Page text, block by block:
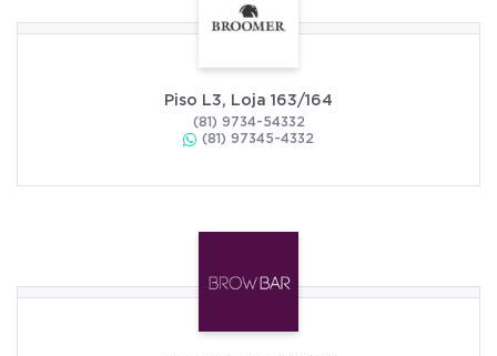
Piso L3, Loja 163/164
(81) 9734-54332
(81) 97345-4332